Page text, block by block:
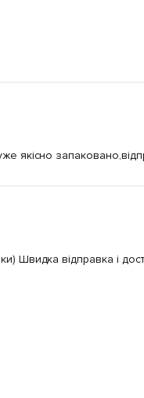
якісно
Швидка відправка і